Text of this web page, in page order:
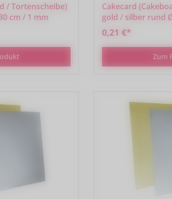
/ Tortenscheibe)
cm / 1 mm
Cakecard
gold / silber rund
0,21 €*
Zum